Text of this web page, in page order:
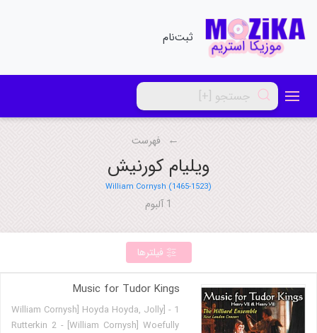
ثبت‌نام
فهرست
ویلیام کورنیش
William Cornysh (1465-1523)
فیلترها
Music for Tudor Kings
1 - [William Cornysh] Hoyda Hoyda, Jolly
Rutterkin 2 - [William Cornysh] Woefully